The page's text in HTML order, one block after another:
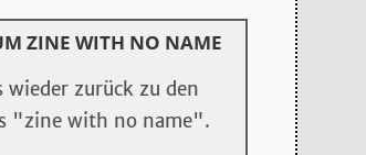
ZINE WITH NO NAME
wieder zurück zu den
"zine with no name".